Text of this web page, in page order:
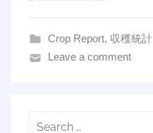
g
Crop Report, 収穫統計
Leave a comment
Search